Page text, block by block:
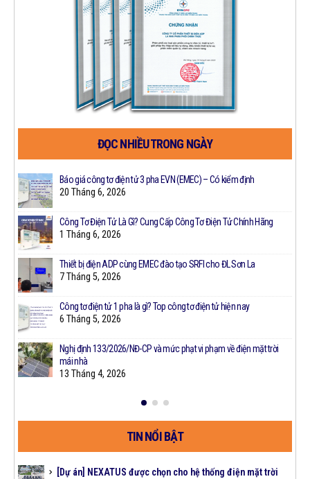
ĐỌC NHIỀU TRONG NGÀY
Báo giá công tơ điện tử 3 pha EVN (EMEC) – Có kiểm định
20 Tháng 6, 2026
Công Tơ Điện Tử Là Gì? Cung Cấp Công Tơ Điện Tử Chính Hãng
1 Tháng 6, 2026
Thiết bị điện ADP cùng EMEC đào tạo SRFI cho ĐL Sơn La
7 Tháng 5, 2026
Công tơ điện tử 1 pha là gì? Top công tơ điện tử hiện nay
6 Tháng 5, 2026
Nghị định 133/2026/NĐ-CP và mức phạt vi phạm về điện mặt trời
mái nhà
13 Tháng 4, 2026
TIN NỔI BẬT
[Dự án] NEXATUS được chọn cho hệ thống điện mặt trời